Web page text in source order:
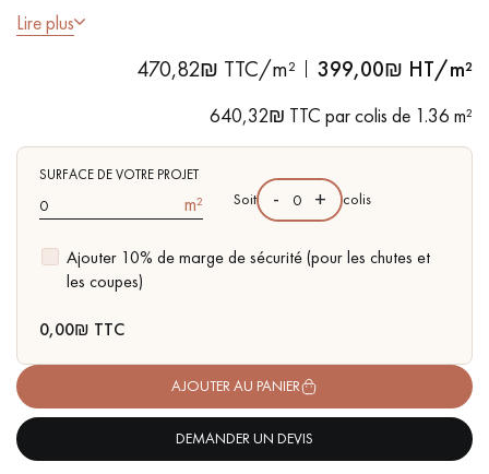
VOUS AVEZ UN PROJET ?
Nos experts sont à votre disposition pour vous guider pas à
pas dans le choix et la pose de votre parquet.
Demandez un rendez-vous personnalisé
- Lames Largeur généreuse 12,5 cm
- Vernis invisible mat
- Choix Sélection - rendu homogène, rares nœuds < 10 mm et
traces d'aubiers
- Disponible dans d'autres formats
Lire plus
470,82₪ TTC/m² 399,00₪ HT/m²
640,32₪ TTC par colis de 1.36 m²
SURFACE DE VOTRE PROJET
m²
Ajouter 10% de marge de sécurité (pour les chutes et
les coupes)
Soit - + colis
0,00₪ TTC
AJOUTER AU PANIER
DEMANDER UN DEVIS